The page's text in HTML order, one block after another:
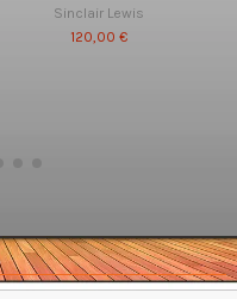
Sinclair Lewis
120,00 €